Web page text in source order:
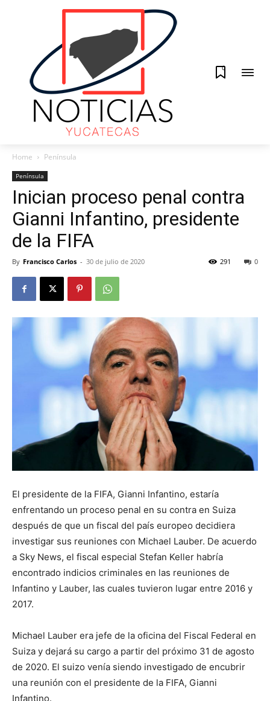
0
Home Península
Península
Inician proceso penal contra
Gianni Infantino, presidente
de la FIFA
By Francisco Carlos - 30 de julio de 2020 0
291
El presidente de la FIFA, Gianni Infantino, estaría
enfrentando un proceso penal en su contra en Suiza
después de que un fiscal del país europeo decidiera
investigar sus reuniones con Michael Lauber. De acuerdo
a Sky News, el fiscal especial Stefan Keller habría
encontrado indicios criminales en las reuniones de
Infantino y Lauber, las cuales tuvieron lugar entre 2016 y
2017.
Michael Lauber era jefe de la oficina del Fiscal Federal en
Suiza y dejará su cargo a partir del próximo 31 de agosto
de 2020. El suizo venía siendo investigado de encubrir
una reunión con el presidente de la FIFA, Gianni
Infantino.